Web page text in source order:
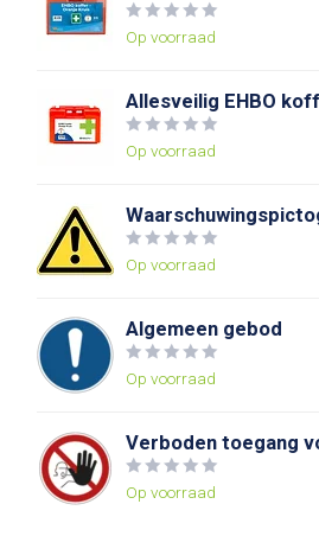
Op voorraad
Allesveilig EHBO
Op voorraad
Op voorraad
Algemeen gebod
Op voorraad
Verboden toegang
Op voorraad